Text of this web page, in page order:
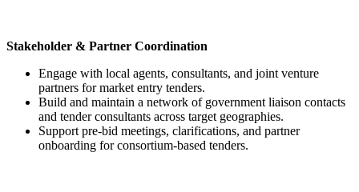
Stakeholder & Partner Coordination
Engage with local agents, consultants, and joint venture
partners for market entry tenders.
Build and maintain a network of government liaison contacts
and tender consultants across target geographies.
Support pre-bid meetings, clarifications, and partner
onboarding for consortium-based tenders.